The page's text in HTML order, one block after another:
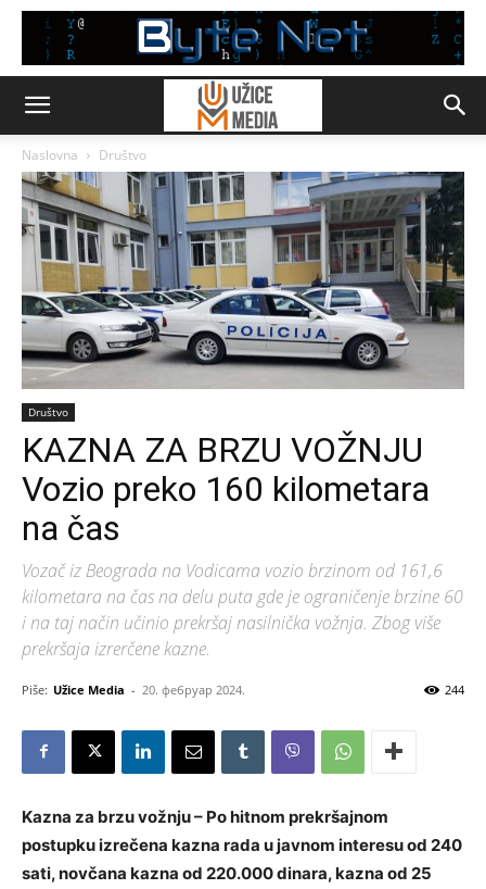
Naslovna Društvo
Društvo
KAZNA ZA BRZU VOŽNJU
Vozio preko 160 kilometara
na čas
Vozač iz Beograda na Vodicama vozio brzinom od 161,6
kilometara na čas na delu puta gde je ograničenje brzine 60
i na taj način učinio prekršaj nasilnička vožnja. Zbog više
prekršaja izrerčene kazne.
Piše: Užice Media - 20. фебруар 2024. 244
Kazna za brzu vožnju – Po hitnom prekršajnom
postupku izrečena kazna rada u javnom interesu od 240
sati, novčana kazna od 220.000 dinara, kazna od 25